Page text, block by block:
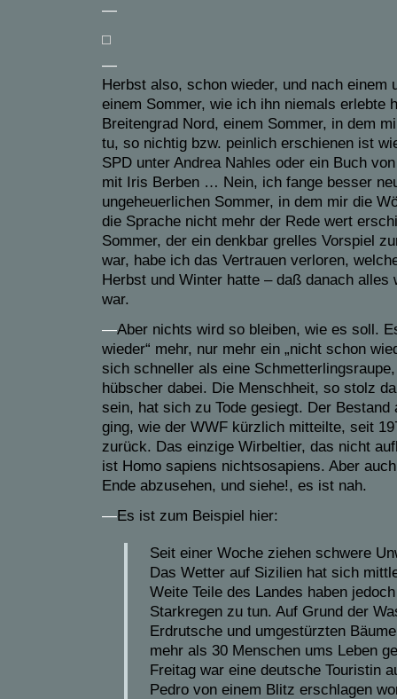
—
—
Herbst also, schon wieder, und nach einem
einem Sommer, wie ich ihn niemals erlebte
Breitengrad Nord, einem Sommer, in dem
tu, so nichtig bzw. peinlich erschienen ist
SPD unter Andrea Nahles oder ein Buch
mit Iris Berben … Nein, ich fange besser
ungeheuerlichen Sommer, in dem mir die
die Sprache nicht mehr der Rede wert
Sommer, der ein denkbar grelles Vorspiel
war, habe ich das Vertrauen verloren,
Herbst und Winter hatte – daß danach alles
war.
—Aber nichts wird so bleiben, wie es soll.
wieder“ mehr, nur mehr ein „nicht schon
sich schneller als eine
hübscher dabei. Die Menschheit, so stolz
sein, hat sich zu Tode gesiegt. Der Bestand
ging, wie der WWF kürzlich mitteilte, seit
zurück. Das einzige Wirbeltier, das nicht
ist Homo sapiens nichtsosapiens. Aber
Ende abzusehen, und siehe!, es ist nah.
—Es ist zum Beispiel hier:
Seit einer Woche ziehen schwere
Das Wetter auf Sizilien hat sich
Weite Teile des Landes haben
Starkregen zu tun. Auf Grund der
Erdrutsche und umgestürzten
mehr als 30 Menschen ums Leben
Freitag war eine deutsche Touristin
Pedro von einem Blitz erschlagen